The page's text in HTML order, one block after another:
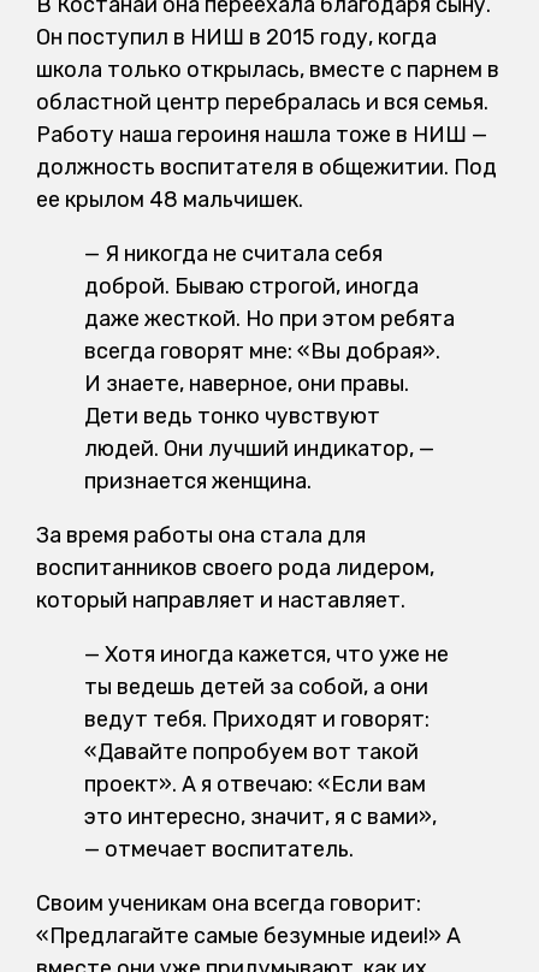
Он поступил в НИШ в 2015 году, когда
школа только открылась, вместе с парнем в
областной центр перебралась и вся семья.
Работу наша героиня нашла тоже в НИШ —
должность воспитателя в общежитии. Под
ее крылом 48 мальчишек.
— Я никогда не считала себя
доброй. Бываю строгой, иногда
даже жесткой. Но при этом ребята
всегда говорят мне: «Вы добрая».
И знаете, наверное, они правы.
Дети ведь тонко чувствуют
людей. Они лучший индикатор, —
признается женщина.
За время работы она стала для
воспитанников своего рода лидером,
который направляет и наставляет.
— Хотя иногда кажется, что уже не
ты ведешь детей за собой, а они
ведут тебя. Приходят и говорят:
«Давайте попробуем вот такой
проект». А я отвечаю: «Если вам
это интересно, значит, я с вами»,
— отмечает воспитатель.
Своим ученикам она всегда говорит:
«Предлагайте самые безумные идеи!» А